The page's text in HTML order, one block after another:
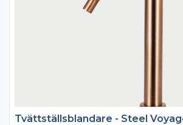
Tvättställsblandare - Steel